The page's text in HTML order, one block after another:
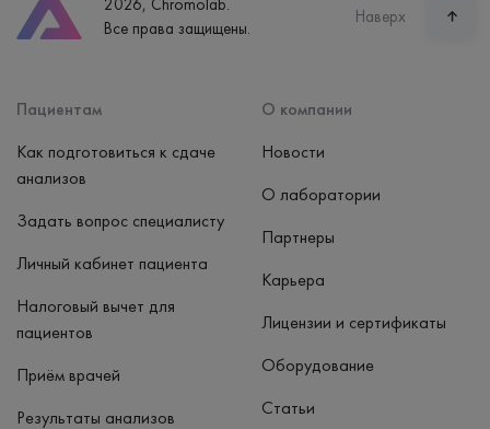
Часы работы
пн-вс: 7:30-15:00
2026, Chromolab.
Все права защищены.
Наверх
Пациентам
Как подготовиться к сдаче
анализов
Задать вопрос специалисту
Личный кабинет пациента
Налоговый вычет для
пациентов
Приём врачей
Результаты анализов
О компании
Новости
О лаборатории
Партнеры
Карьера
Лицензии и сертификаты
Оборудование
Статьи